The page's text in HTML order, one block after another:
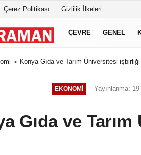
Çerez Politikası Gizlilik İlkeleri
ÇEVRE GENEL
Konya Gıda ve Tarım Üniversitesi
EKONOMI Yayınlanma:
Gıda ve